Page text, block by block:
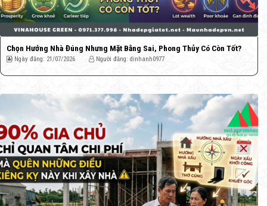
Chọn Hướng Nhà Đúng Nhưng Mặt Bằng Sai, Phong Thủy Có Còn Tốt?
Ngày đăng: 21/07/2026 Người đăng: dinhanh0977